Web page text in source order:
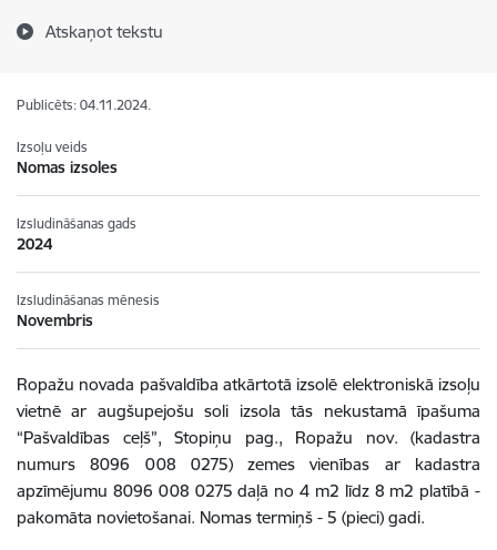
Atskaņot tekstu
Publicēts: 04.11.2024.
Izsoļu veids
Nomas izsoles
Izsludināšanas gads
2024
Izsludināšanas mēnesis
Novembris
Ropažu novada pašvaldība atkārtotā izsolē elektroniskā izsoļu
vietnē ar augšupejošu soli izsola tās nekustamā īpašuma
“Pašvaldības ceļš”, Stopiņu pag., Ropažu nov. (kadastra
numurs 8096 008 0275) zemes vienības ar kadastra
apzīmējumu 8096 008 0275 daļā no 4 m2 līdz 8 m2 platībā -
pakomāta novietošanai. Nomas termiņš - 5 (pieci) gadi.